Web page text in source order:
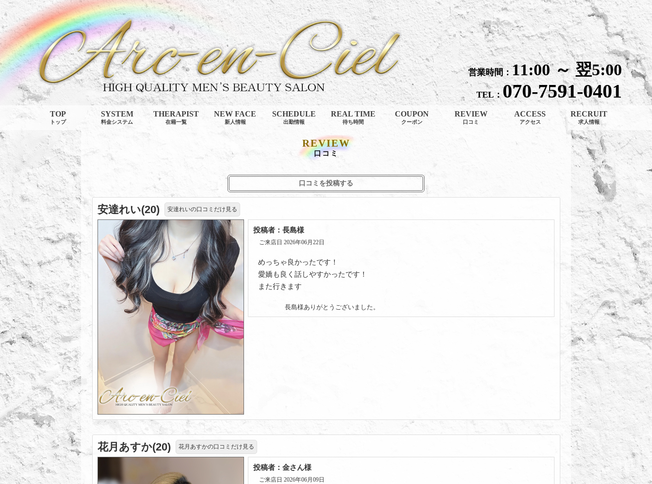
口コミ│大阪梅田・北新地 メンエス Arc-en-Ciel（アルカンシェル）
営業時間：11:00 ～ 翌5:00
TEL：070-7591-0401
TOP
トップ
SYSTEM
料金システム
THERAPIST
在籍一覧
NEW FACE
新人情報
SCHEDULE
出勤情報
REAL TIME
待ち時間
COUPON
クーポン
REVIEW
口コミ
ACCESS
アクセス
RECRUIT
求人情報
REVIEW
口コミ
口コミを投稿する
安達れい(20) 安達れいの口コミだけ見る
投稿者：長島様
ご来店日 2026年06月22日
めっちゃ良かったです！
愛嬌も良く話しやすかったです！
また行きます
長島様ありがとうございました。
花月あすか(20) 花月あすかの口コミだけ見る
投稿者：金さん様
ご来店日 2026年06月09日